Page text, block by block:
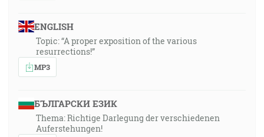
ENGLISH
Topic: “A proper exposition of the various
resurrections!”
MP3
БЪЛГАРСКИ ЕЗИК
Thema: Richtige Darlegung der verschiedenen
Auferstehungen!